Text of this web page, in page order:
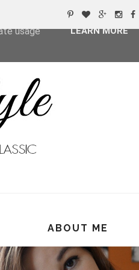
ABOUT ME
agent
usage
LEARN MORE